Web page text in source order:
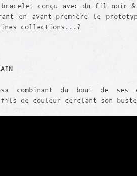
conçu avec du fil noir
en avant-première le
collections...?
combinant du bout de ses
de couleur cerclant son